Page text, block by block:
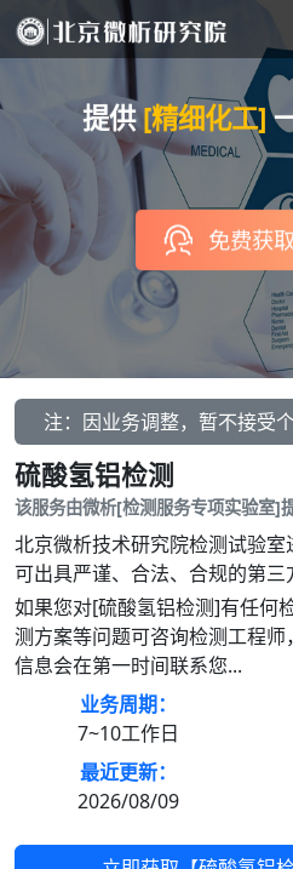
提供[精细化工]
免费获
注：因业务调整，暂不接受
硫酸氢铝检测
该服务由微析[检测服务专项实验室]
北京微析技术研究院检测试验室
可出具严谨、合法、合规的第三
如果您对[硫酸氢铝检测]有任何
测方案等问题可咨询检测工程
信息会在第一时间联系您...
业务周期：
7~10工作日
最近更新：
2026/08/09